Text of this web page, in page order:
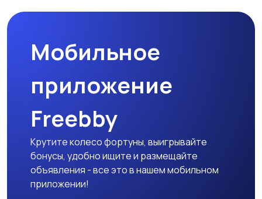
Мобильное
приложение
Freebby
Крутите колесо фортуны, выигрывайте
бонусы, удобно ищите и размещайте
объявления - все это в нашем мобильном
приложении!